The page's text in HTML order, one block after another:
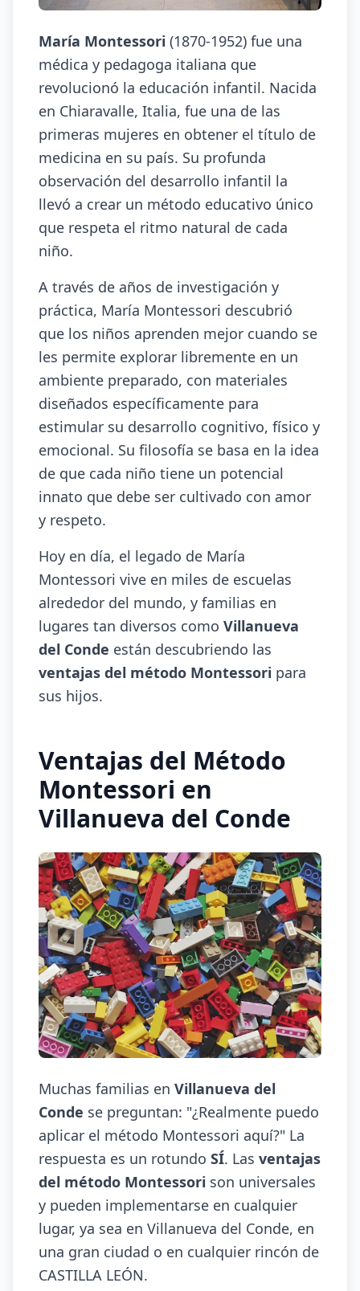
María Montessori (1870-1952) fue una
médica y pedagoga italiana que
revolucionó la educación infantil. Nacida
en Chiaravalle, Italia, fue una de las
primeras mujeres en obtener el título de
medicina en su país. Su profunda
observación del desarrollo infantil la
llevó a crear un método educativo único
que respeta el ritmo natural de cada
niño.
A través de años de investigación y
práctica, María Montessori descubrió
que los niños aprenden mejor cuando se
les permite explorar libremente en un
ambiente preparado, con materiales
diseñados específicamente para
estimular su desarrollo cognitivo, físico y
emocional. Su filosofía se basa en la idea
de que cada niño tiene un potencial
innato que debe ser cultivado con amor
y respeto.
Hoy en día, el legado de María
Montessori vive en miles de escuelas
alrededor del mundo, y familias en
lugares tan diversos como Villanueva
del Conde están descubriendo las
ventajas del método Montessori para
sus hijos.
Ventajas del Método
Montessori en
Villanueva del Conde
Muchas familias en Villanueva del
Conde se preguntan: "¿Realmente puedo
aplicar el método Montessori aquí?" La
respuesta es un rotundo SÍ. Las ventajas
del método Montessori son universales
y pueden implementarse en cualquier
lugar, ya sea en Villanueva del Conde, en
una gran ciudad o en cualquier rincón de
CASTILLA LEÓN.